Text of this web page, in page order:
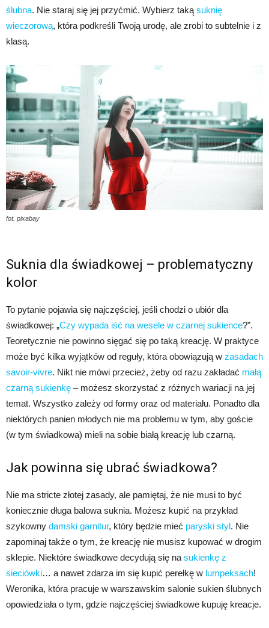
ślubna. Nie staraj się jej przyćmić. Wybierz taką suknię
wieczorową, która podkreśli Twoją urodę, ale zrobi to subtelnie i z
klasą.
fot. pixabay
Suknia dla świadkowej – problematyczny
kolor
To pytanie pojawia się najczęściej, jeśli chodzi o ubiór dla
świadkowej: „Czy wypada iść na wesele w czarnej sukience?”.
Teoretycznie nie powinno sięgać się po taką kreację. W praktyce
może być kilka wyjątków od reguły, która obowiązują w zasadach
savoir-vivre. Nikt nie mówi przecież, żeby od razu zakładać małą
czarną sukienkę – możesz skorzystać z różnych wariacji na jej
temat. Wszystko zależy od formy oraz od materiału. Ponadto dla
niektórych panien młodych nie ma problemu w tym, aby goście
(w tym świadkowa) mieli na sobie białą kreację lub czarną.
Jak powinna się ubrać świadkowa?
Nie ma stricte złotej zasady, ale pamiętaj, że nie musi to być
koniecznie długa balowa suknia. Możesz kupić na przykład
szykowny damski garnitur, który będzie mieć paryski styl. Nie
zapominaj także o tym, że kreację nie musisz kupować w drogim
sklepie. Niektóre świadkowe decydują się na sukienkę z
sieciówki… a nawet zdarza im się kupić perełkę w lumpeksach!
Weronika, która pracuje w warszawskim salonie sukien ślubnych
opowiedziała o tym, gdzie najczęściej świadkowe kupuję kreacje.